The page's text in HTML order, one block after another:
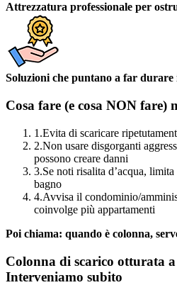
Attrezzatura professionale per
Soluzioni che puntano a far
Cosa fare (e cosa NON fare)
1.Evita di scaricare
2.Non usare disgorganti
possono creare danni
3.Se noti risalita d’acqua,
bagno
4.Avvisa il condominio/
coinvolge più appartamenti
Poi chiama: quando è colonna,
Colonna di scarico otturata
Interveniamo subito